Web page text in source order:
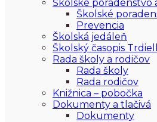
Školské poradenstvo
Školské
Prevencia
Školská jedáleň
Školský časopis
Rada školy a rodičov
Rada školy
Rada rodičov
Knižnica – pobočka
Dokumenty a tlačivá
Dokumenty